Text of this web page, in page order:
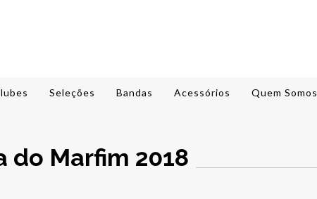
Seleções Bandas Acessórios Quem Somos
do Marfim 2018